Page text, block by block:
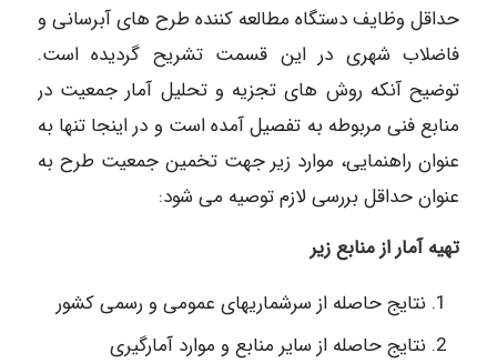
حداقل وظایف دستگاه مطالعه کننده طرح های آبرسانی و
فاضلاب شهری در این قسمت تشریح گردیده است.
توضیح آنکه روش های تجزیه و تحلیل آمار جمعیت در
منابع فنی مربوطه به تفصیل آمده است و در اینجا تنها به
عنوان راهنمایی، موارد زیر جهت تخمین جمعیت طرح به
عنوان حداقل بررسی لازم توصیه می شود:
تهیه آمار از منابع زیر
نتایج حاصله از سرشماریهای عمومی و رسمی کشور
نتایج حاصله از سایر منابع و موارد آمارگیری